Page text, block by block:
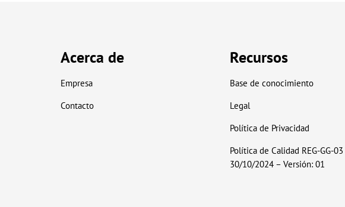
Acerca de
Empresa
Contacto
Recursos
Base de conocimiento
Legal
Política de Privacidad
Política de Calidad REG-GG-
30/10/2024 – Versión: 01